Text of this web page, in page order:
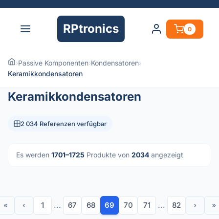
RPtronics 0
›Passive Komponenten›Kondensatoren›
Keramikkondensatoren
Keramikkondensatoren
2 034 Referenzen verfügbar
Es werden 1701–1725 Produkte von 2034 angezeigt
« ‹ 1 ... 67 68 69 70 71 ... 82 › »